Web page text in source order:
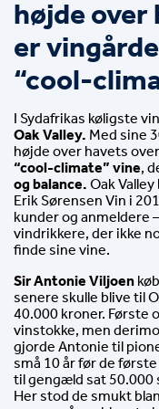
højde over
er
“cool-
Oak Valley. Med sine
“cool-climate” vine,
og balance. Oak
Erik Sørensen Vin i
kunder og anmeldere
vindrikkere, der ikke
finde sine vine.
Sir Antonie Viljoen
senere skulle blive til
40.000 kroner. Første
vinstokke, men
gjorde Antonie til
små 10 år før de
til gengæld sat 50.000
Her stod de smukt